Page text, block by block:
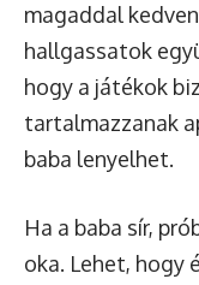
magaddal
hallgassatok
hogy a játékok
tartalmazzanak
baba lenyelhet.
Ha a baba sír,
oka. Lehet, hogy